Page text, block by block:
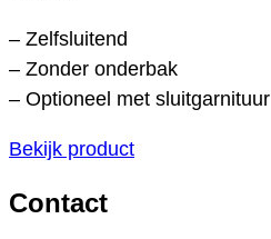
– Zelfsluitend
– Zonder onderbak
– Optioneel met sluitgarnituur
Bekijk product
Contact